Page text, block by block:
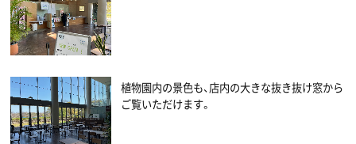
植物園内の景色も、店内の大きな抜き抜け窓から
ご覧いただけます。